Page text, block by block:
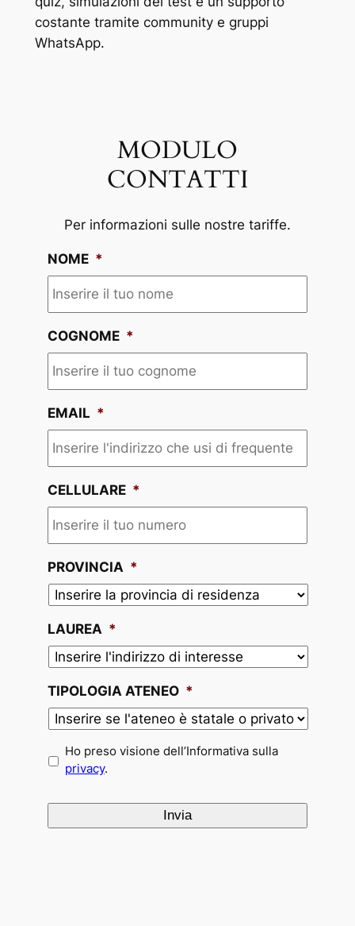
costante tramite community e gruppi
WhatsApp.
MODULO
CONTATTI
Per informazioni sulle nostre tariffe.
NOME *
COGNOME *
EMAIL *
CELLULARE *
PROVINCIA *
LAUREA *
TIPOLOGIA ATENEO *
Ho preso visione dell’Informativa sulla
privacy.